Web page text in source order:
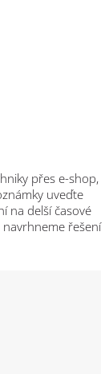
přes e-shop,
uveďte
na delší časové
navrhneme řešení